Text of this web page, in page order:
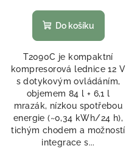
Do košíku
T2090C je kompaktní
kompresorová lednice 12 V
s dotykovým ovládáním,
objemem 84 l + 6,1 l
mrazák, nízkou spotřebou
energie (~0,34 kWh/24 h),
tichým chodem a možností
integrace s...